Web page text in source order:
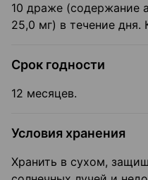
10 драже (содержание
25,0 мг) в течение дня.
Срок годности
12 месяцев.
Условия хранения
Хранить в сухом,